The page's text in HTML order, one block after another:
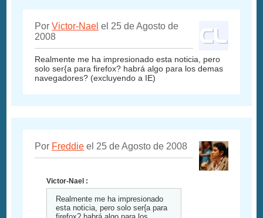
PorVictor-Nael el 25 de Agosto de
2008
Realmente me ha impresionado esta noticia, pero
solo ser{a para firefox? habrá algo para los demas
navegadores? (excluyendo a IE)
Por Freddie el 25 de Agosto de 2008
Victor-Nael :
Realmente me ha impresionado
esta noticia, pero solo ser{a para